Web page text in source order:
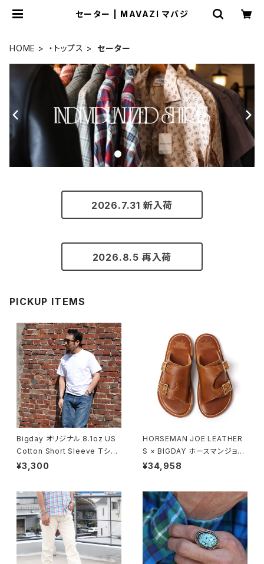
セーター | MAVAZI マバジ
HOME ・トップス セーター
2026.7.31 新入荷
2026.8.5 再入荷
PICKUP ITEMS
Bigday オリジナル 8.1oz US
Cotton Short Sleeve Tシャ
ツ 半袖 無地Tシャツ USコット
¥3,300
HORSEMAN JOE LEATHER
S × BIGDAY ホースマンジョー
ダブルモンクストラップサンダル
¥34,958